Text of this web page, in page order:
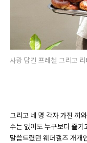
사랑 담긴 프레첼 그리고
그리고 네 명 각자 가진 끼
수는 없어도 누구보다 즐
말씀드렸던 웨더갤즈 개개